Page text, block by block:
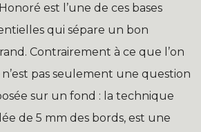
est l’une de ces bases
qui sépare un bon
Contrairement à ce que l’on
pas seulement une question
sur un fond : la technique
de 5 mm des bords, est une